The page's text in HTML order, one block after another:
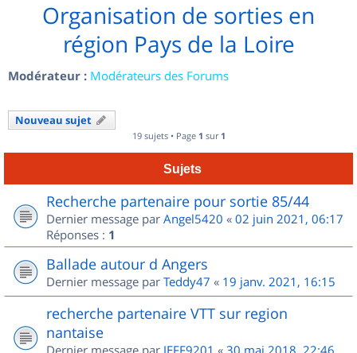
Organisation de sorties en
région Pays de la Loire
Modérateur : Modérateurs des Forums
Nouveau sujet
19 sujets • Page 1 sur 1
Sujets
Recherche partenaire pour sortie 85/44
Dernier message par Angel5420 « 02 juin 2021, 06:17
Réponses : 1
Ballade autour d Angers
Dernier message par Teddy47 « 19 janv. 2021, 16:15
recherche partenaire VTT sur region
nantaise
Dernier message par JEFF9201 « 30 mai 2018, 22:46